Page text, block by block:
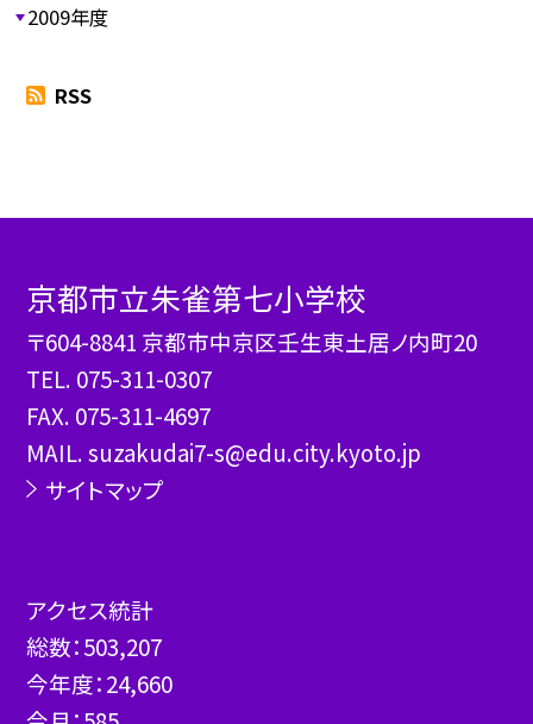
2009年度
RSS
京都市立朱雀第七小学校
〒604-8841 京都市中京区壬生東土居ノ内町20
TEL. 075-311-0307
FAX. 075-311-4697
MAIL. suzakudai7-s@edu.city.kyoto.jp
サイトマップ
アクセス統計
総数：503,207
今年度：24,660